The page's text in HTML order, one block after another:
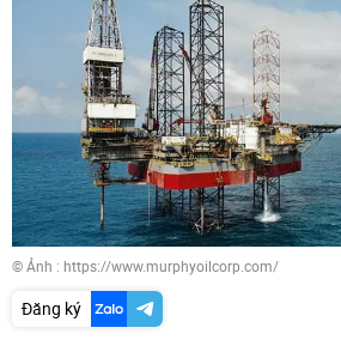
© Ảnh : https://www.murphyoilcorp.com/
Đăng ký